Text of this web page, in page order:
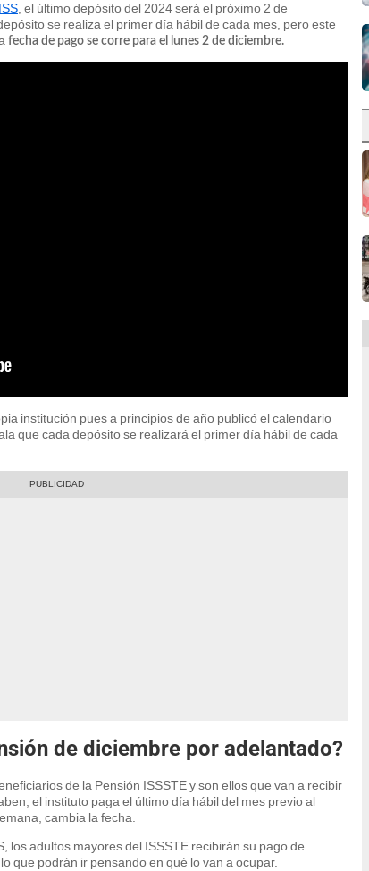
, el último depósito del 2024 será el próximo 2 de
se realiza el primer día hábil de cada mes, pero este
fecha de pago se corre para el lunes 2 de diciembre.
institución pues a principios de año publicó el calendario
que cada depósito se realizará el primer día hábil de cada
de diciembre por adelantado?
de la Pensión ISSSTE y son ellos que van a recibir
el instituto paga el último día hábil del mes previo al
cambia la fecha.
los adultos mayores del ISSSTE recibirán su pago de
que podrán ir pensando en qué lo van a ocupar.